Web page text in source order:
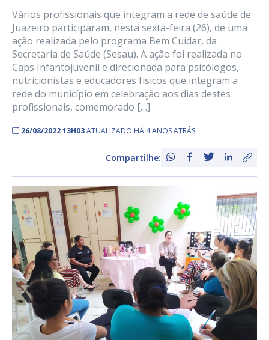
Vários profissionais que integram a rede de saúde de
Juazeiro participaram, nesta sexta-feira (26), de uma
ação realizada pelo programa Bem Cuidar, da
Secretaria de Saúde (Sesau). A ação foi realizada no
Caps Infantojuvenil e direcionada para psicólogos,
nutricionistas e educadores físicos que integram a
rede do município em celebração aos dias destes
profissionais, comemorado […]
26/08/2022 13H03ATUALIZADO HÁ 4 ANOS ATRÁS
Compartilhe: